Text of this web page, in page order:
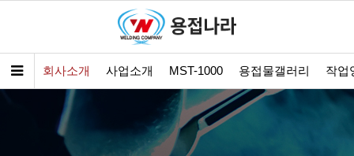
회사소개 사업소개 MST-1000 용접물갤러리 작업